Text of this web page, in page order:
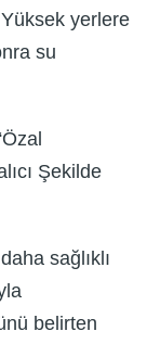
yerlere
su
Şekilde
sağlıklı
belirten